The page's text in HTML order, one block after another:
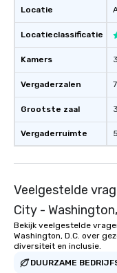
Locatie
Locatieclassificatie
Kamers
Vergaderzalen
Grootste zaal
Vergaderruimte
7
Veelgestelde
City -
Bekijk veelgestelde
Washington, D.C. over
diversiteit en inclusie.
DUURZAME